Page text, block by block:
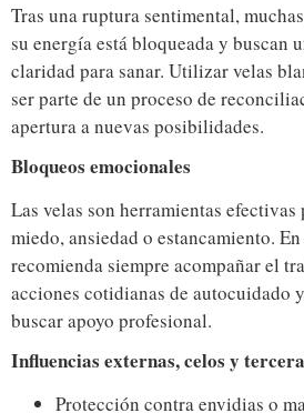
Tras una ruptura sentimental,
su energía está bloqueada y buscan
claridad para sanar. Utilizar velas
ser parte de un proceso de
apertura a nuevas posibilidades.
Bloqueos emocionales
Las velas son herramientas
miedo, ansiedad o estancamiento. En
recomienda siempre acompañar el
acciones cotidianas de autocuidado
buscar apoyo profesional.
Influencias externas, celos y
Protección contra envidias o